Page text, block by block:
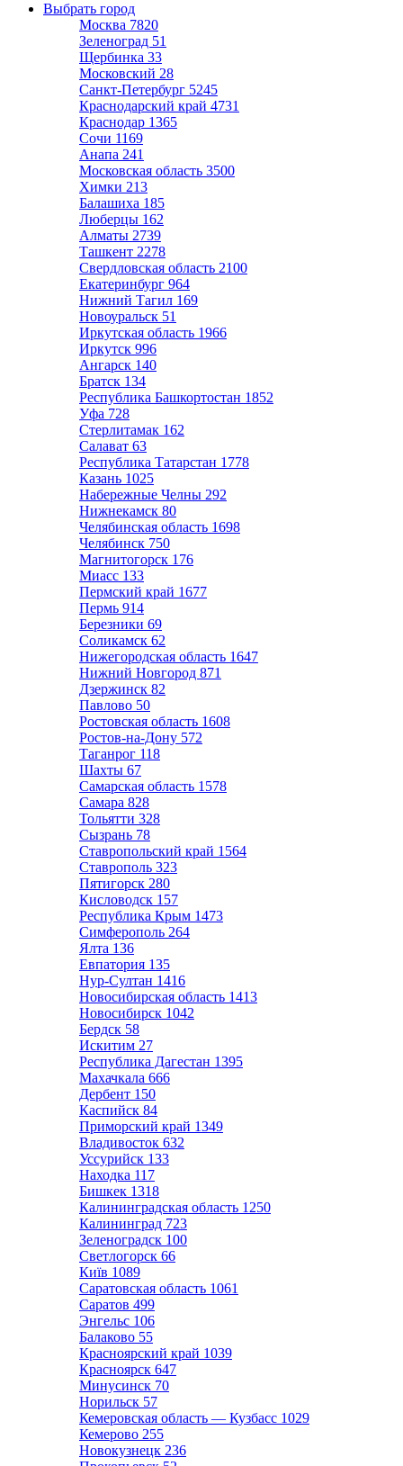
Выбрать город
Москва 7820
Зеленоград 51
Щербинка 33
Московский 28
Санкт-Петербург 5245
Краснодарский край 4731
Краснодар 1365
Сочи 1169
Анапа 241
Московская область 3500
Химки 213
Балашиха 185
Люберцы 162
Алматы 2739
Ташкент 2278
Свердловская область 2100
Екатеринбург 964
Нижний Тагил 169
Новоуральск 51
Иркутская область 1966
Иркутск 996
Ангарск 140
Братск 134
Республика Башкортостан 1852
Уфа 728
Стерлитамак 162
Салават 63
Республика Татарстан 1778
Казань 1025
Набережные Челны 292
Нижнекамск 80
Челябинская область 1698
Челябинск 750
Магнитогорск 176
Миасс 133
Пермский край 1677
Пермь 914
Березники 69
Соликамск 62
Нижегородская область 1647
Нижний Новгород 871
Дзержинск 82
Павлово 50
Ростовская область 1608
Ростов-на-Дону 572
Таганрог 118
Шахты 67
Самарская область 1578
Самара 828
Тольятти 328
Сызрань 78
Ставропольский край 1564
Ставрополь 323
Пятигорск 280
Кисловодск 157
Республика Крым 1473
Симферополь 264
Ялта 136
Евпатория 135
Нур-Султан 1416
Новосибирская область 1413
Новосибирск 1042
Бердск 58
Искитим 27
Республика Дагестан 1395
Махачкала 666
Дербент 150
Каспийск 84
Приморский край 1349
Владивосток 632
Уссурийск 133
Находка 117
Бишкек 1318
Калининградская область 1250
Калининград 723
Зеленоградск 100
Светлогорск 66
Київ 1089
Саратовская область 1061
Саратов 499
Энгельс 106
Балаково 55
Красноярский край 1039
Красноярск 647
Минусинск 70
Норильск 57
Кемеровская область — Кузбасс 1029
Кемерово 255
Новокузнецк 236